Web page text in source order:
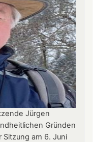
Jürgen
Gründen
am 6. Juni